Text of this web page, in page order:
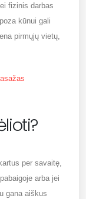
fizinis darbas
kūnui gali
pirmųjų vietų,
per savaitę,
arba jei
gana aiškus